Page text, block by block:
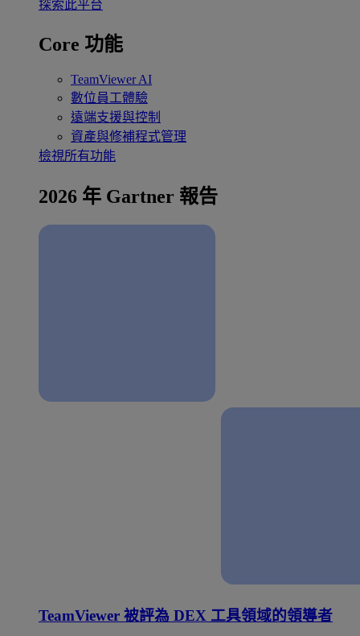
探索此平台
Core 功能
TeamViewer AI
數位員工體驗
遠端支援與控制
資產與修補程式管理
檢視所有功能
2026 年 Gartner 報告
TeamViewer 被評為 DEX 工具領域的領導者